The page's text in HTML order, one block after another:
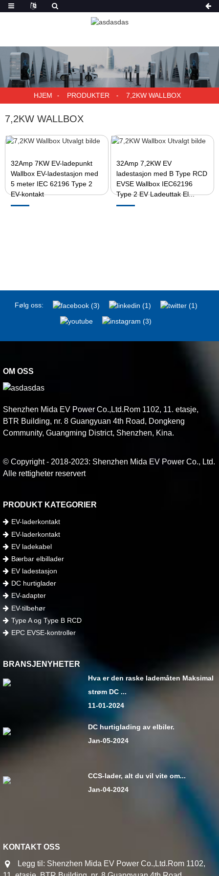
HJEM PRODUKTER 7,2KW WALLBOX
7,2KW WALLBOX
32Amp 7KW EV-ladepunkt
Wallbox EV-ladestasjon med
5 meter IEC 62196 Type 2
EV-kontakt
32Amp 7,2KW EV
ladestasjon med B Type RCD
EVSE Wallbox IEC62196
Type 2 EV Ladeuttak El...
Følg oss:
OM OSS
Shenzhen Mida EV Power Co.,Ltd.Rom 1102, 11. etasje,
BTR Building, nr. 8 Guangyuan 4th Road, Dongkeng
Community, Guangming District, Shenzhen, Kina.
© Copyright - 2018-2023: Shenzhen Mida EV Power Co., Ltd.
Alle rettigheter reservert
PRODUKT KATEGORIER
EV-laderkontakt
EV-laderkontakt
EV ladekabel
Bærbar elbillader
EV ladestasjon
DC hurtiglader
EV-adapter
EV-tilbehør
Type A og Type B RCD
EPC EVSE-kontroller
BRANSJENYHETER
Hva er den raske lademåten Maksimal
strøm DC ...
11-01-2024
DC hurtiglading av elbiler.
Jan-05-2024
CCS-lader, alt du vil vite om...
Jan-04-2024
KONTAKT OSS
Legg til: Shenzhen Mida EV Power Co.,Ltd.Rom 1102,